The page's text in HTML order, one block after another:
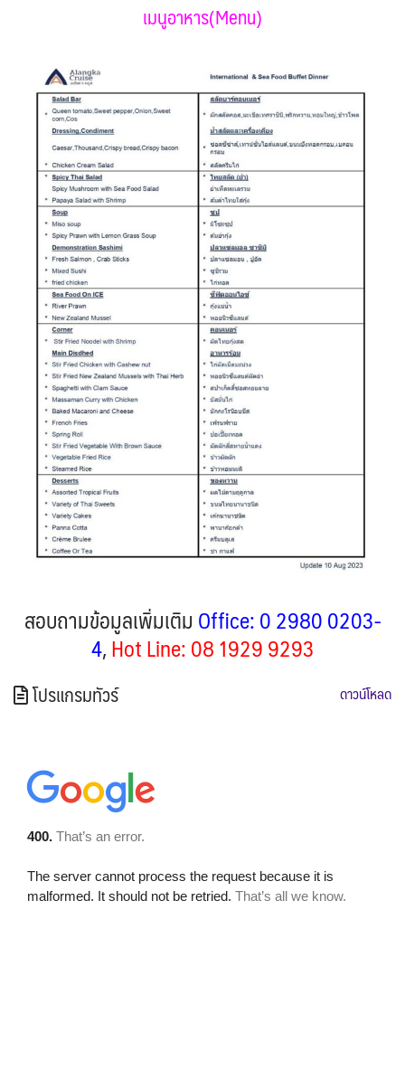
เมนูอาหาร(Menu)
สอบถามข้อมูลเพิ่มเติม Office: 0 2980 0203-
4,Hot Line: 08 1929 9293
โปรแกรมทัวร์ ดาวน์โหลด